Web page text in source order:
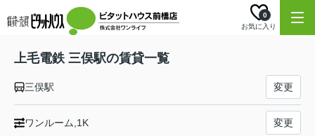
お気に入り
0
上毛電鉄 三俣駅の賃貸一覧
三俣駅 変更
ワンルーム,1K 変更